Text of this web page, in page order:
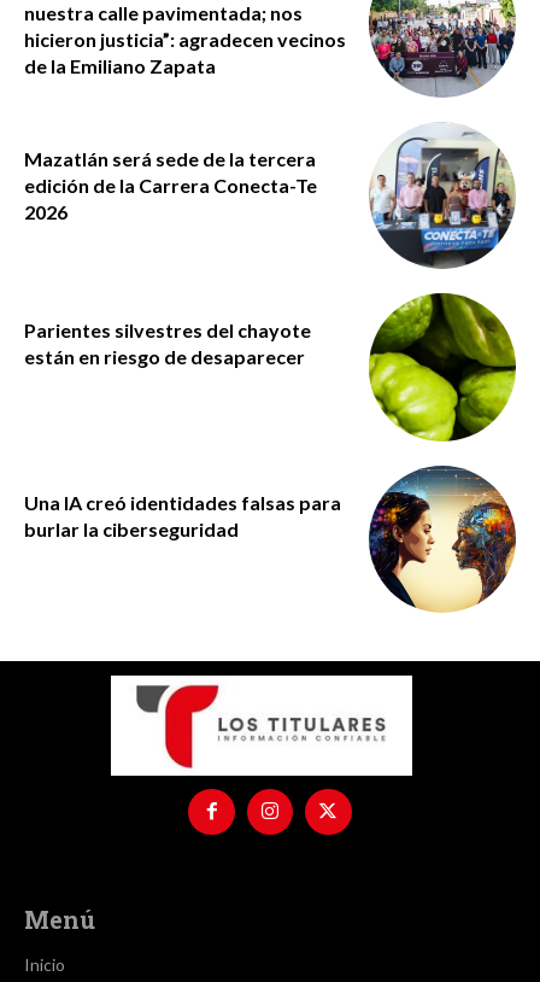
nuestra calle pavimentada; nos
hicieron justicia”: agradecen vecinos
de la Emiliano Zapata
Mazatlán será sede de la tercera
edición de la Carrera Conecta-Te
2026
Parientes silvestres del chayote
están en riesgo de desaparecer
Una IA creó identidades falsas para
burlar la ciberseguridad
Menú
Inicio